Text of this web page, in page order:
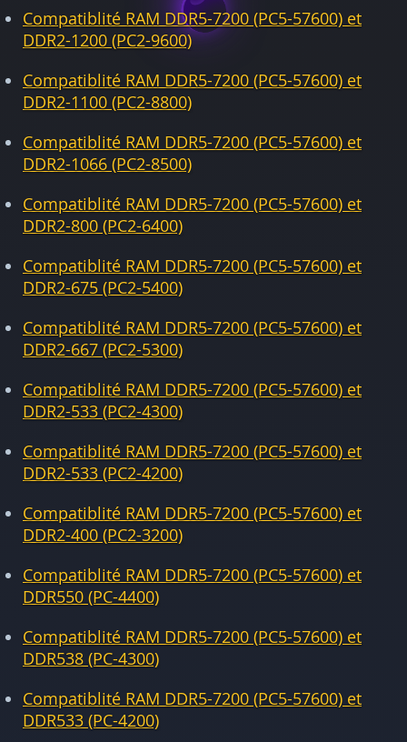
Compatiblité RAM DDR5-7200 (PC5-57600) et
DDR2-1200 (PC2-9600)
Compatiblité RAM DDR5-7200 (PC5-57600) et
DDR2-1100 (PC2-8800)
Compatiblité RAM DDR5-7200 (PC5-57600) et
DDR2-1066 (PC2-8500)
Compatiblité RAM DDR5-7200 (PC5-57600) et
DDR2-800 (PC2-6400)
Compatiblité RAM DDR5-7200 (PC5-57600) et
DDR2-675 (PC2-5400)
Compatiblité RAM DDR5-7200 (PC5-57600) et
DDR2-667 (PC2-5300)
Compatiblité RAM DDR5-7200 (PC5-57600) et
DDR2-533 (PC2-4300)
Compatiblité RAM DDR5-7200 (PC5-57600) et
DDR2-533 (PC2-4200)
Compatiblité RAM DDR5-7200 (PC5-57600) et
DDR2-400 (PC2-3200)
Compatiblité RAM DDR5-7200 (PC5-57600) et
DDR550 (PC-4400)
Compatiblité RAM DDR5-7200 (PC5-57600) et
DDR538 (PC-4300)
Compatiblité RAM DDR5-7200 (PC5-57600) et
DDR533 (PC-4200)